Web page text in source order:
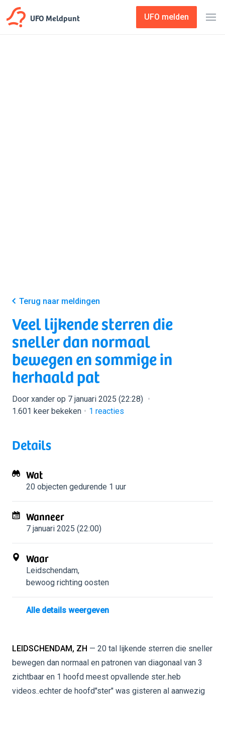
UFO Meldpunt UFO melden
Terug naar meldingen
Veel lijkende sterren die
sneller dan normaal
bewegen en sommige in
herhaald pat
Door xander op 7 januari 2025 (22:28)
1.601 keer bekeken
1 reacties
Details
Wat
20 objecten gedurende 1 uur
Wanneer
7 januari 2025 (22:00)
Waar
Leidschendam,
bewoog richting oosten
Alle details weergeven
LEIDSCHENDAM, ZH — 20 tal lijkende sterren die sneller
bewegen dan normaal en patronen van diagonaal van 3
zichtbaar en 1 hoofd meest opvallende ster..heb
videos..echter de hoofd"ster" was gisteren al aanwezig